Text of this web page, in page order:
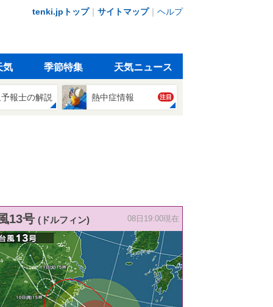
tenki.jpトップ｜ サイトマップ｜ ヘルプ
気 季節特集 天気ニュース
報士の解説 熱中症情報 注目
13号 (ドルフィン) 08日19:00現在